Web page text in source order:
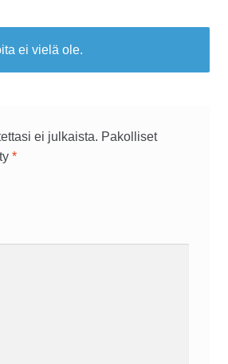
ei vielä ole.
ei julkaista. Pakolliset
*